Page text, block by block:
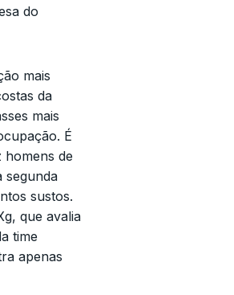
do
mais
da
mais
É
de
segunda
sustos.
que avalia
time
apenas